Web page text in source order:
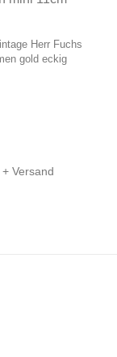
Herr Fuchs
gold eckig
Versand